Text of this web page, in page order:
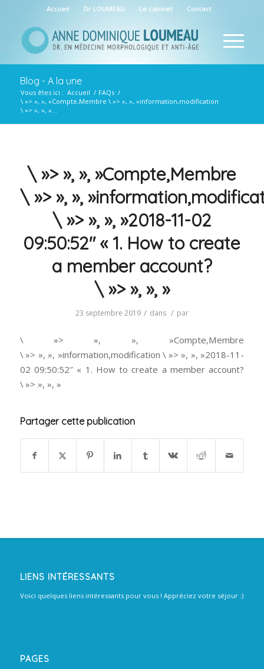
Accueil Dr LOUMEAU Le cabinet Contact
Blog - A la une
Vous êtes ici : Accueil / FAQs /
\ »> », », »Compte,Membre \ »> », », »information,modification
\ »> », », »...
\ »> », », »Compte,Membre
\ »> », »,
\ »> », », »2018-11-02
09:50:52″ « 1. How to create
a member account?
\ »> », », »
23 septembre 2019 / dans / par
\ »> », », »Compte,Membre
\ »> », », »information,modification \ »> », », »2018-11-
02 09:50:52″ « 1. How to create a member account?
\ »> », », »
Partager cette publication
LIENS INTÉRESSANTS
Voici quelques liens intéressants pour vous ! Appréciez votre séjour :)
PAGES